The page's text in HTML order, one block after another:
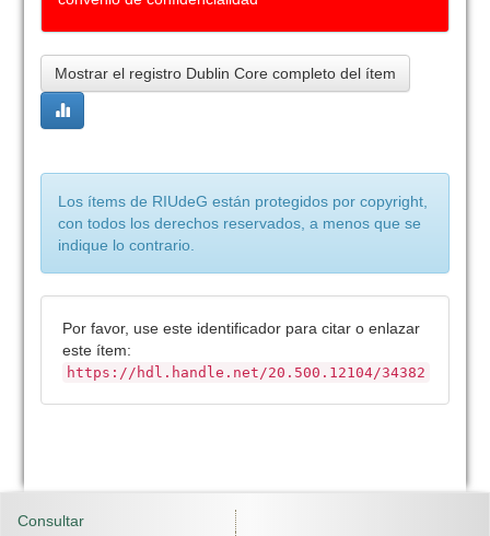
Mostrar el registro Dublin Core completo del ítem
Los ítems de RIUdeG están protegidos por copyright,
con todos los derechos reservados, a menos que se
indique lo contrario.
Por favor, use este identificador para citar o enlazar
este ítem:
https://hdl.handle.net/20.500.12104/34382
Consultar